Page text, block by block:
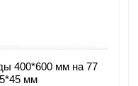
400*600 мм на 77
мм